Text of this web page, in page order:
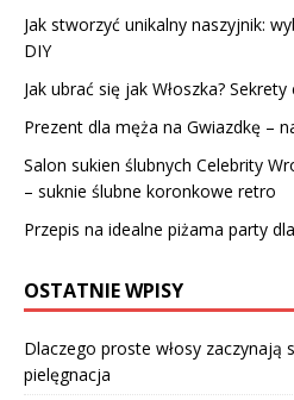
Jak stworzyć unikalny naszyjnik:
DIY
Jak ubrać się jak Włoszka?
Prezent dla męża na Gwiazdkę –
Salon sukien ślubnych Celebrity
– suknie ślubne koronkowe retro
Przepis na idealne piżama party
OSTATNIE WPISY
Dlaczego proste włosy zaczynają
pielęgnacja